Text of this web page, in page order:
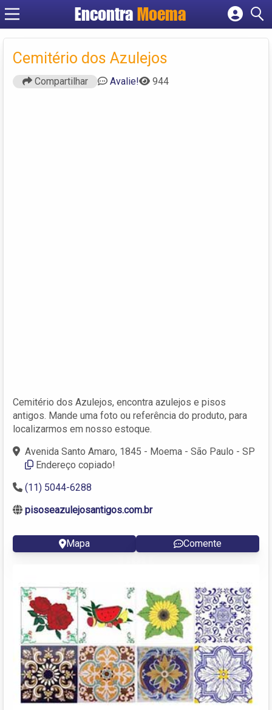
Encontra Moema
Criar conta
Cemitério dos Azulejos
Compartilhar Avalie! 944
Cemitério dos Azulejos, encontra azulejos e pisos
antigos. Mande uma foto ou referência do produto, para
localizarmos em nosso estoque.
Avenida Santo Amaro, 1845 - Moema - São Paulo - SP
Endereço copiado!
(11) 5044-6288
pisoseazulejosantigos.com.br
Mapa Comente